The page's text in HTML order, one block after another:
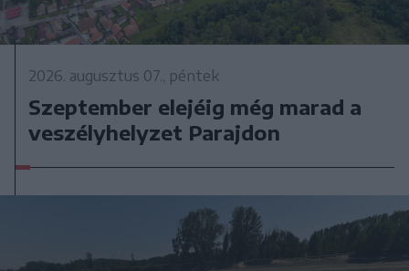
2026. augusztus 07., péntek
Szeptember elejéig még marad a
veszélyhelyzet Parajdon